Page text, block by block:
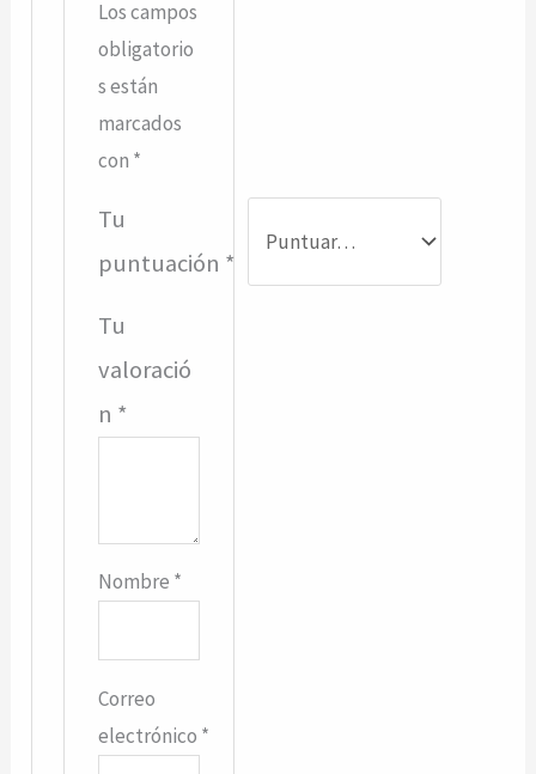
Los campos
obligatorio
s están
marcados
con *
Tu
puntuación *
Tu
valoració
n *
Nombre *
Correo
electrónico *